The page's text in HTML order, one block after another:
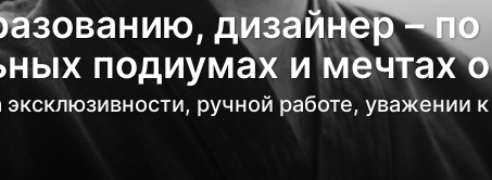
дизайнер –
подиумах и мечтах
ручной работе, уважении